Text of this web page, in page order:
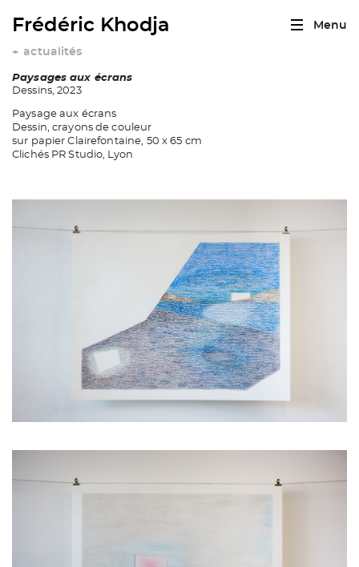
Frédéric Khodja
+ actualités
Menu
Paysages aux écrans
Dessins, 2023
Paysage aux écrans
Dessin, crayons de couleur
sur papier Clairefontaine, 50 x 65 cm
Clichés PR Studio, Lyon